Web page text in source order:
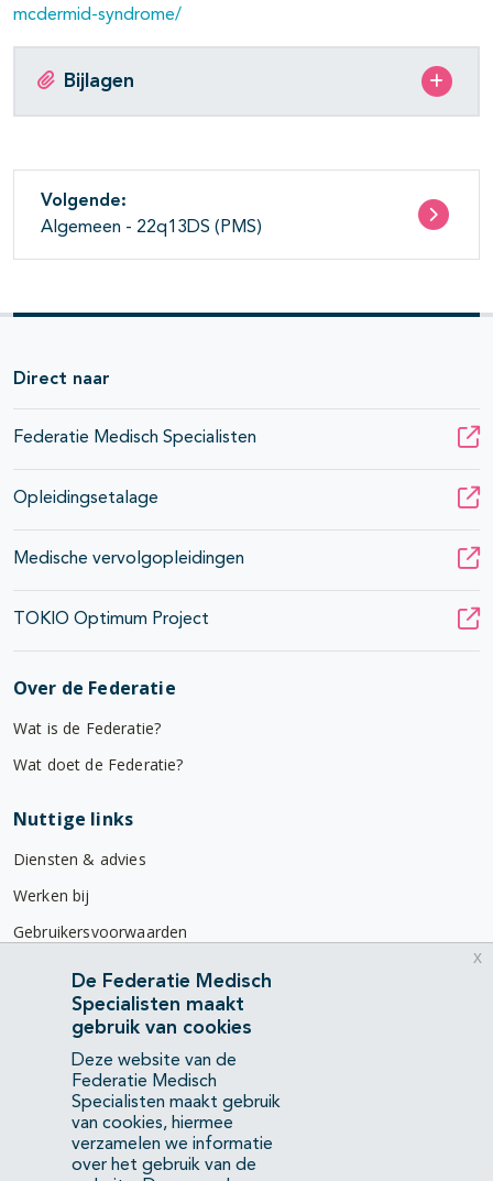
mcdermid-syndrome/
Bijlagen
Volgende:
Algemeen - 22q13DS (PMS)
Direct naar
Federatie Medisch Specialisten
Opleidingsetalage
Medische vervolgopleidingen
TOKIO Optimum Project
Over de Federatie
Wat is de Federatie?
Wat doet de Federatie?
Nuttige links
Diensten & advies
Werken bij
Gebruikersvoorwaarden
Privacyverklaring
Contact
Mercatorlaan 1200
3528 BL Utrecht
(088) 505 34 34
info@richtlijnendatabase.nl
De Federatie Medisch
Specialisten maakt
gebruik van cookies
Deze website van de
Federatie Medisch
Specialisten maakt gebruik
van cookies, hiermee
verzamelen we informatie
over het gebruik van de
x